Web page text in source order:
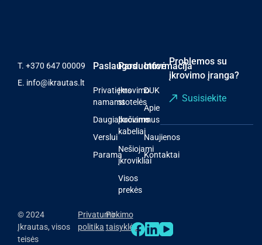
T. +370 647 00009
E. info@ikrautas.lt
Paslaugos
Privatiems
namams
Daugiabučiams
Verslui
Parama
Parduotuvė
Įkrovimo
stotelės
Įkrovimo
kabeliai
Nešiojami
įkrovikliai
Visos
prekės
Informacija
DUK
Apie
mus
Naujienos
Kontaktai
Problemos su
įkrovimo įranga?
Susisiekite
© 2024
Įkrautas, visos
teisės
Privatumo
politika
Pirkimo
taisyklės